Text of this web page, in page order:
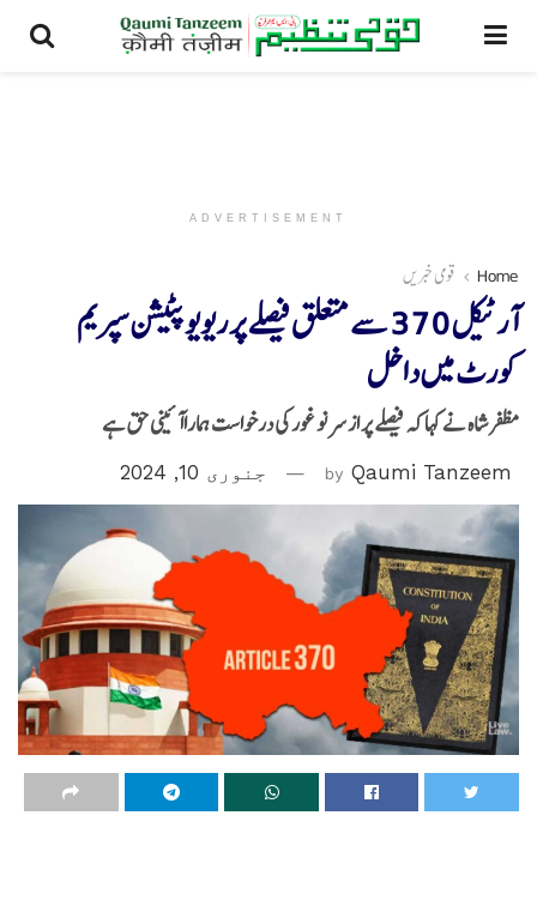
ADVERTISEMENT
Home قومی خبریں
آرٹیکل 370 سے متعلق فیصلے پر ریویو پٹیشن سپریم
کورٹ میں داخل
مظفر شاہ نے کہا کہ فیصلے پر از سر نو غور کی درخواست ہماراآئینی حق ہے
by Qaumi Tanzeem جنوری 10, 2024